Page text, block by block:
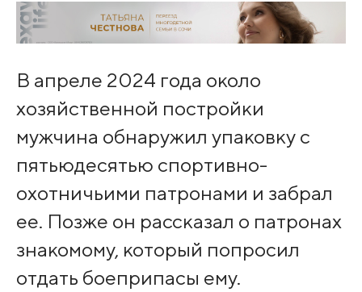
В апреле 2024 года около
хозяйственной постройки
мужчина обнаружил упаковку с
пятьюдесятью спортивно-
охотничьими патронами и забрал
ее. Позже он рассказал о патронах
знакомому, который попросил
отдать боеприпасы ему.